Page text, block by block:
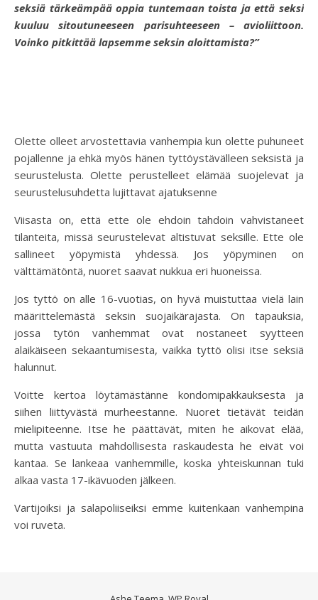
seksiä tärkeämpää oppia tuntemaan toista ja että seksi
kuuluu sitoutuneeseen parisuhteeseen – avioliittoon.
Voinko pitkittää lapsemme seksin aloittamista?”
Olette olleet arvostettavia vanhempia kun olette puhuneet
pojallenne ja ehkä myös hänen tyttöystävälleen seksistä ja
seurustelusta. Olette perustelleet elämää suojelevat ja
seurustelusuhdetta lujittavat ajatuksenne
Viisasta on, että ette ole ehdoin tahdoin vahvistaneet
tilanteita, missä seurustelevat altistuvat seksille. Ette ole
sallineet yöpymistä yhdessä. Jos yöpyminen on
välttämätöntä, nuoret saavat nukkua eri huoneissa.
Jos tyttö on alle 16-vuotias, on hyvä muistuttaa vielä lain
määrittelemästä seksin suojaikärajasta. On tapauksia,
jossa tytön vanhemmat ovat nostaneet syytteen
alaikäiseen sekaantumisesta, vaikka tyttö olisi itse seksiä
halunnut.
Voitte kertoa löytämästänne kondomipakkauksesta ja
siihen liittyvästä murheestanne. Nuoret tietävät teidän
mielipiteenne. Itse he päättävät, miten he aikovat elää,
mutta vastuuta mahdollisesta raskaudesta he eivät voi
kantaa. Se lankeaa vanhemmille, koska yhteiskunnan tuki
alkaa vasta 17-ikävuoden jälkeen.
Vartijoiksi ja salapoliiseiksi emme kuitenkaan vanhempina
voi ruveta.